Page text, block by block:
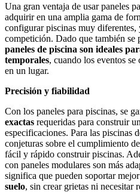
Una gran ventaja de usar paneles
adquirir en una amplia gama de
configurar piscinas muy diferentes,
competición. Dado que también se
paneles de piscina son ideales
temporales, cuando los eventos
en un lugar.
Precisión y fiabilidad
Con los paneles para piscinas, se
exactas requeridas para construir
especificaciones. Para las piscinas
conjeturas sobre el cumplimiento
fácil y rápido construir piscinas.
con paneles modulares son más
significa que pueden soportar
suelo, sin crear grietas ni necesitar